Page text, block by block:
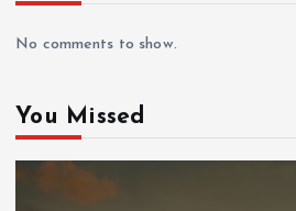
No comments to show.
You Missed